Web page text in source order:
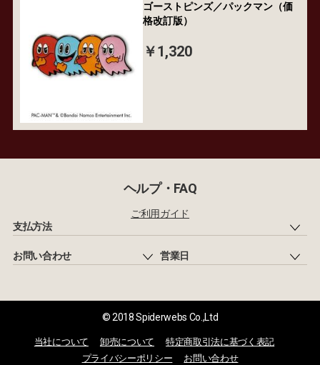
ゴーストピンズ／パックマン（価
格改訂版）
￥1,320
ヘルプ・FAQ
ご利用ガイド
支払方法
お問い合わせ 営業日
© 2018 Spiderwebs Co.,Ltd
当社について 卸売について
特定商取引法に基づく表記
プライバシーポリシー
お問い合わせ